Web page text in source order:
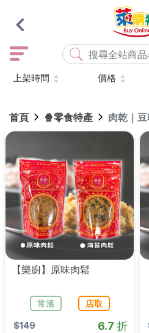
店取 常溫 宅配 米大師
紅豆食府
元榆 傘 風扇
最近搜尋
上架時間 價格
首頁 🍿零食特產 肉乾｜
【樂廚】原味肉鬆
常溫 店取
$149 6.7 折